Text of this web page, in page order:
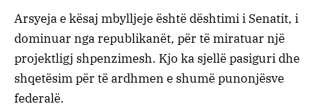
Arsyeja e kësaj mbylljeje është dështimi i Senatit, i
dominuar nga republikanët, për të miratuar një
projektligj shpenzimesh. Kjo ka sjellë pasiguri dhe
shqetësim për të ardhmen e shumë punonjësve
federalë.